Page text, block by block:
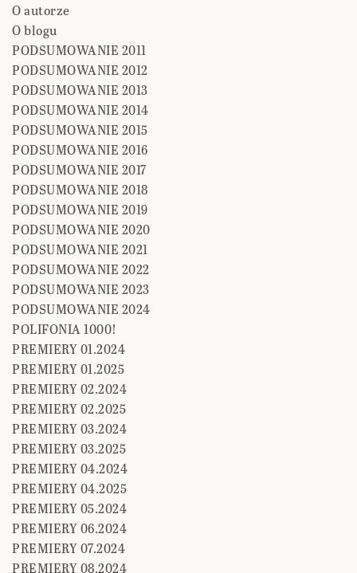
O autorze
O blogu
PODSUMOWANIE 2011
PODSUMOWANIE 2012
PODSUMOWANIE 2013
PODSUMOWANIE 2014
PODSUMOWANIE 2015
PODSUMOWANIE 2016
PODSUMOWANIE 2017
PODSUMOWANIE 2018
PODSUMOWANIE 2019
PODSUMOWANIE 2020
PODSUMOWANIE 2021
PODSUMOWANIE 2022
PODSUMOWANIE 2023
PODSUMOWANIE 2024
POLIFONIA 1000!
PREMIERY 01.2024
PREMIERY 01.2025
PREMIERY 02.2024
PREMIERY 02.2025
PREMIERY 03.2024
PREMIERY 03.2025
PREMIERY 04.2024
PREMIERY 04.2025
PREMIERY 05.2024
PREMIERY 06.2024
PREMIERY 07.2024
PREMIERY 08.2024